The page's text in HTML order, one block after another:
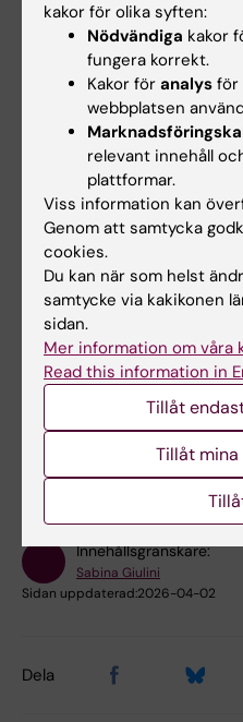
Film om
Presentationsfilm om KI -
Presentationsfilm om KI -
Hade du nytta av
No
Innehållsgranskare:
Sabina Giulini
Sidan uppdaterad:2026-04-02
Dela
kakor för olika syften:
Nödvändiga kakor
fungera korrekt.
Kakor för analys för
webbplatsen
relevant innehåll
plattformar.
Viss information kan
Genom att samtycka
cookies.
Du kan när som helst
samtycke via kakikonen
sidan.
Mer information om våra
Read this information in
Tillåt
Tillåt mina